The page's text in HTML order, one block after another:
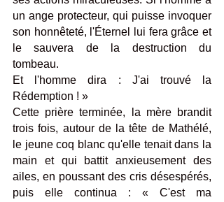
un ange protecteur, qui puisse invoquer
son honnêteté, l'Éternel lui fera grâce et
le sauvera de la destruction du
tombeau.
Et l'homme dira : J'ai trouvé la
Rédemption ! »
Cette prière terminée, la mère brandit
trois fois, autour de la tête de Mathélé,
le jeune coq blanc qu'elle tenait dans la
main et qui battit anxieusement des
ailes, en poussant des cris désespérés,
puis elle continua : « C'est ma